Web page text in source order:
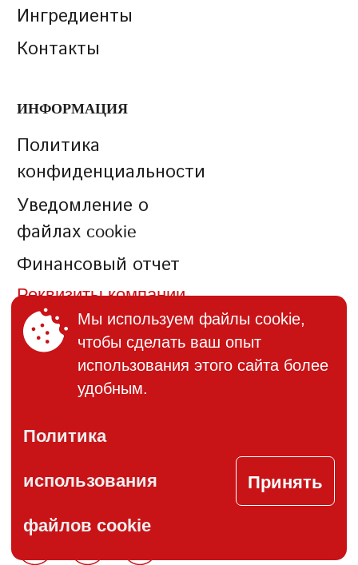
Ингредиенты
Контакты
ИНФОРМАЦИЯ
Политика
конфиденциальности
Уведомление о
файлах cookie
Финансовый отчет
Реквизиты компании
КОНТАКТЫ
+373 (22) 895-600
Chisinau, str. Columna, 162
Мы используем файлы cookie,
чтобы сделать ваш опыт
использования этого сайта более
удобным.
Политика
использования
файлов cookie
Принять